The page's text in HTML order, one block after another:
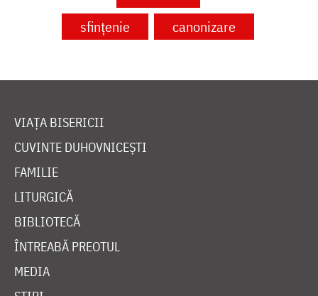
sfințenie
canonizare
VIAȚA BISERICII
CUVINTE DUHOVNICEȘTI
FAMILIE
LITURGICĂ
BIBLIOTECĂ
ÎNTREABĂ PREOTUL
MEDIA